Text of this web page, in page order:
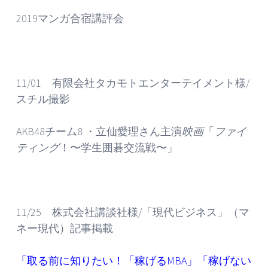
2019マンガ合宿講評会
11/01 有限会社タカモトエンターテイメント様/
スチル撮影
AKB48チーム8 ・立仙愛理さん主演映画「 ファイ
ティング！〜学生囲碁交流戦〜」
11/25 株式会社講談社様/「現代ビジネス」（マ
ネー現代）記事掲載
「取る前に知りたい！「稼げるMBA」「稼げない